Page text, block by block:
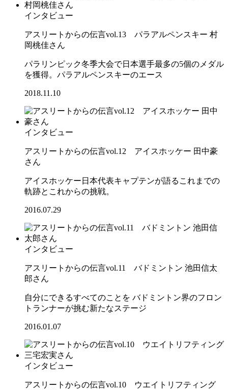
インタビュー
アスリートからの伝言vol.13 パラアルペンスキー 村
岡桃佳さん
パラリンピック冬季大会で日本選手最多の5個のメダル
を獲得。パラアルペンスキーのエース
2018.11.10
インタビュー
アスリートからの伝言vol.12 アイスホッケー 田中豪
さん
アイスホッケー日本代表キャプテンが語るこれまでの
軌跡とこれからの挑戦。
2016.07.29
インタビュー
アスリートからの伝言vol.11 バドミントン 池田信太
郎さん
自分にできるすべてのことを バドミントン界のフロン
トランナーが挑む新たなステージ
2016.01.07
インタビュー
アスリートからの伝言vol.10 ウエイトリフティング